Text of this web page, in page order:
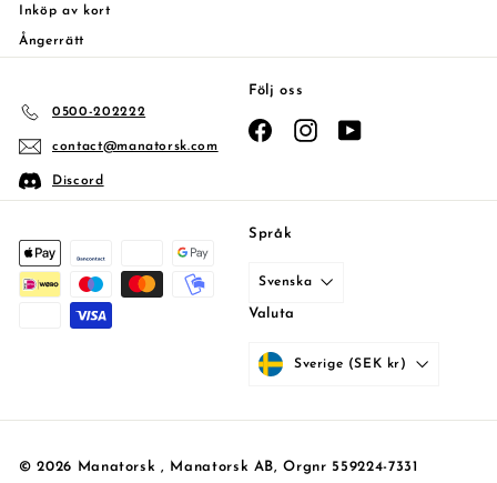
Inköp av kort
Ångerrätt
0500-202222
contact@manatorsk.com
Discord
Följ oss
FacebookInstagram
Språk
Svenska
Valuta
Sverige (SEK kr)
© 2026 Manatorsk , Manatorsk AB, Orgnr 559224-7331